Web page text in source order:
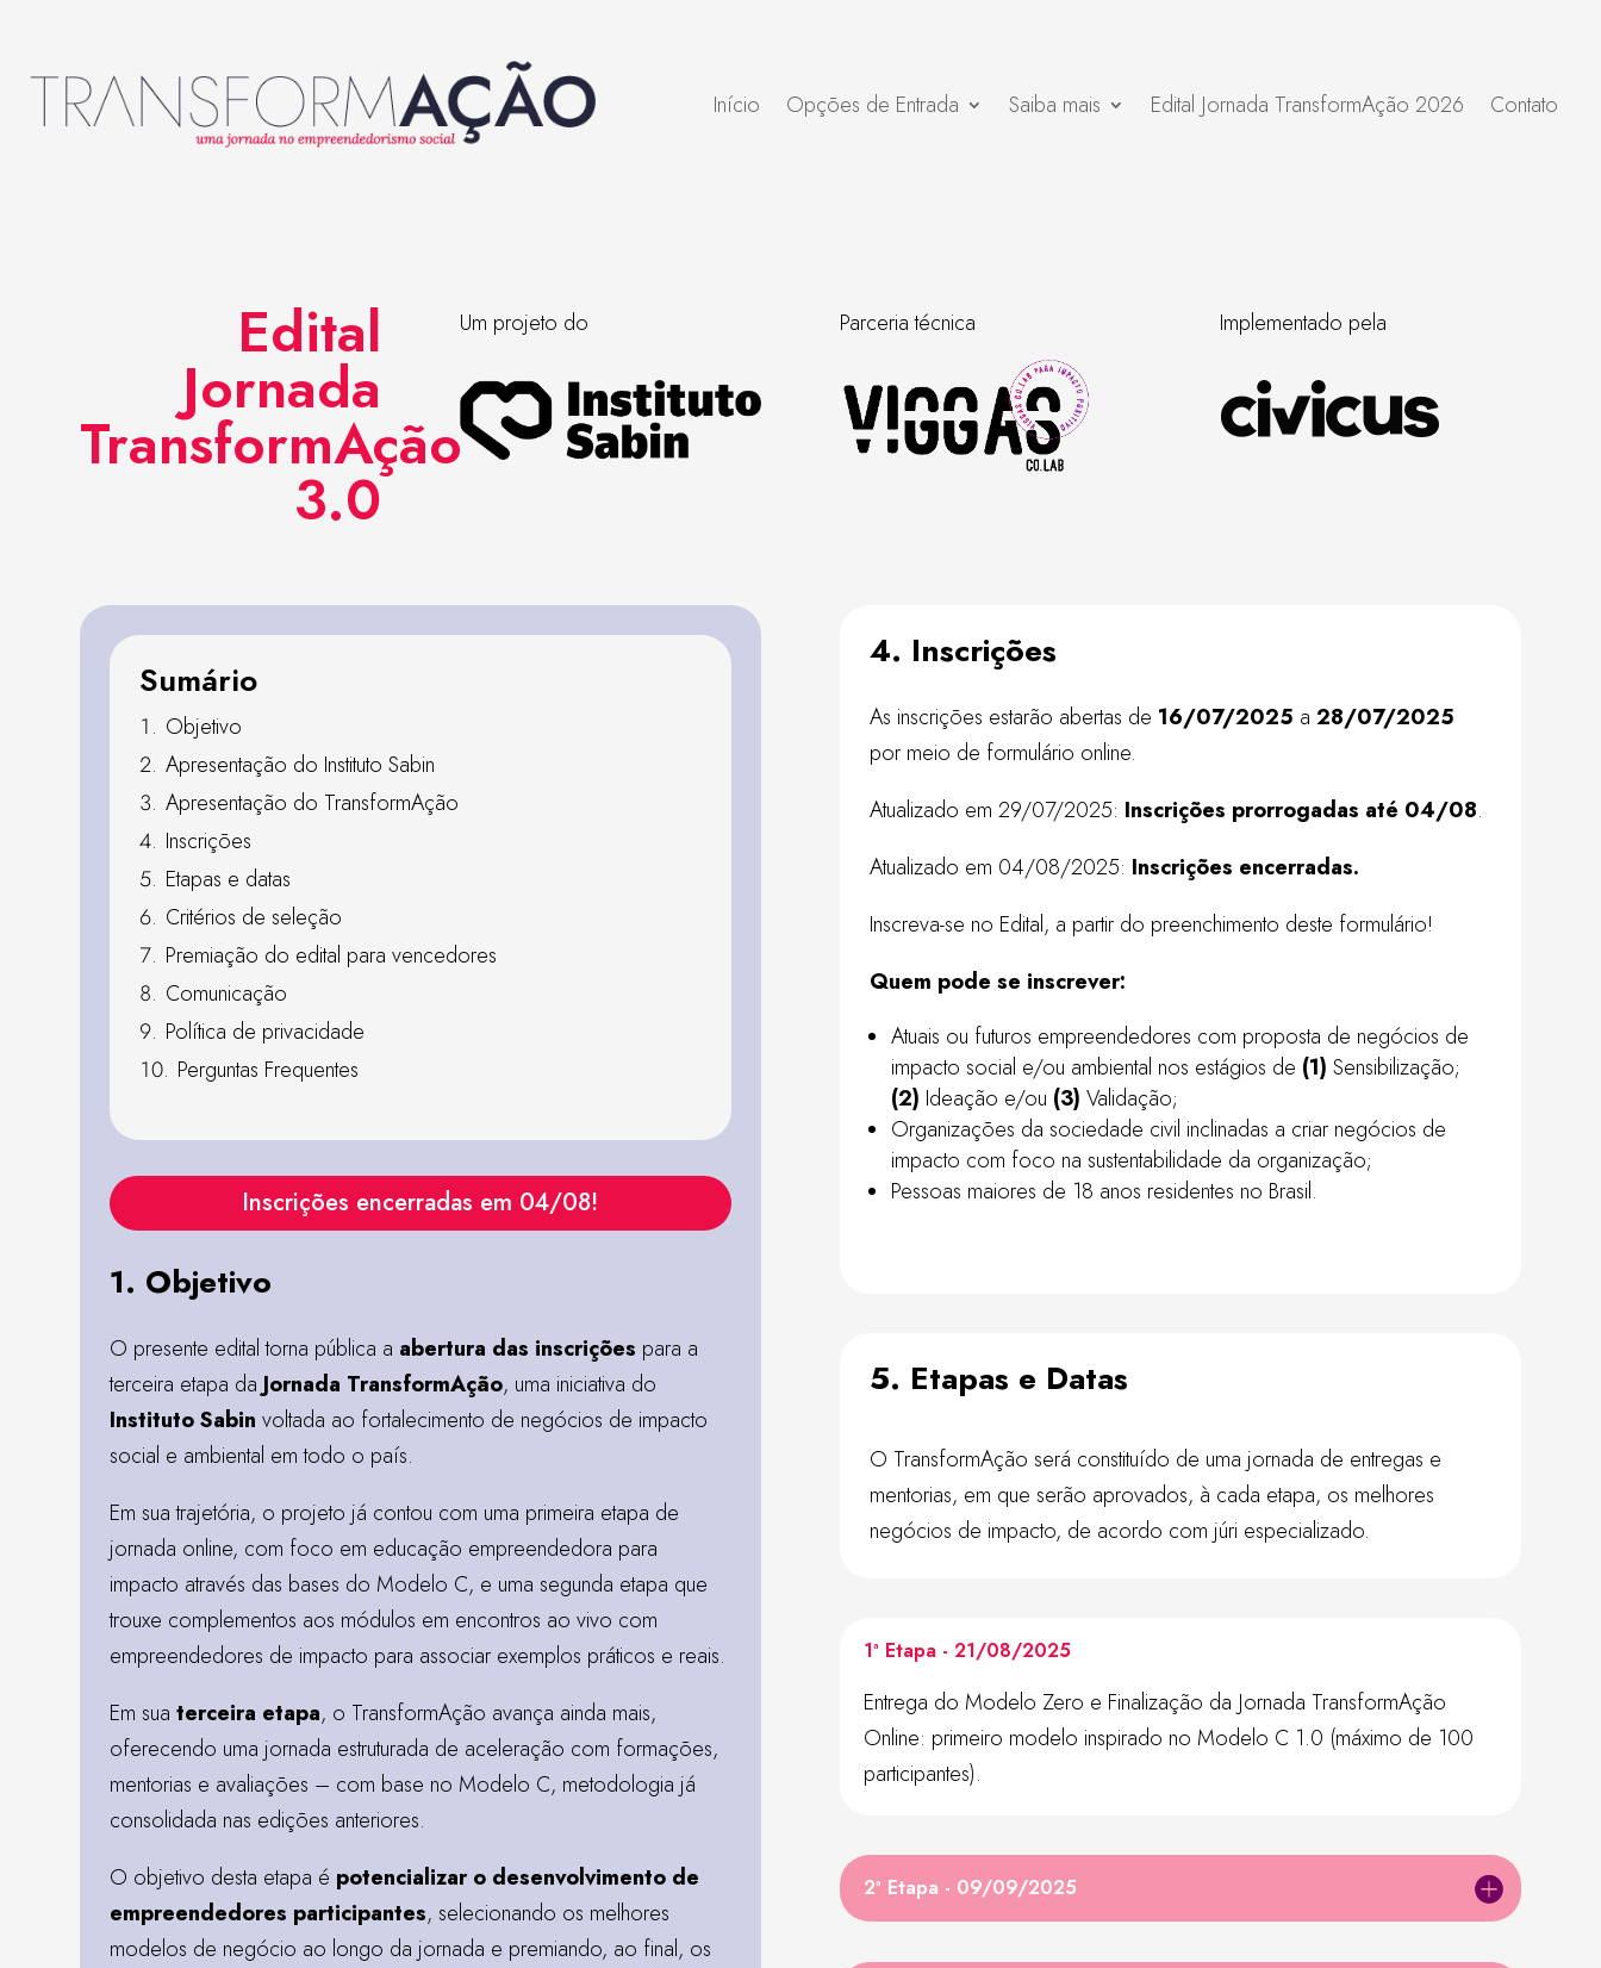
Início Opções de Entrada Saiba mais Edital Jornada TransformAção 2026 Contato
Edital
Jornada
TransformAção
3.0
Um projeto do Parceria técnica Implementado pela
Sumário
Objetivo
Apresentação do Instituto Sabin
Apresentação do TransformAção
Inscrições
Etapas e datas
Critérios de seleção
Premiação do edital para vencedores
Comunicação
Política de privacidade
Perguntas Frequentes
Inscrições encerradas em 04/08!
1. Objetivo
O presente edital torna pública a abertura das inscrições para a
terceira etapa daJornada TransformAção, uma iniciativa do
Instituto Sabin voltada ao fortalecimento de negócios de impacto
social e ambiental em todo o país.
Em sua trajetória, o projeto já contou com uma primeira etapa de
jornada online, com foco em educação empreendedora para
impacto através das bases do Modelo C, e uma segunda etapa que
trouxe complementos aos módulos em encontros ao vivo com
empreendedores de impacto para associar exemplos práticos e reais.
Em suaterceira etapa, o TransformAção avança ainda mais,
oferecendo uma jornada estruturada de aceleração com formações,
mentorias e avaliações – com base no Modelo C, metodologia já
consolidada nas edições anteriores.
O objetivo desta etapa é potencializar o desenvolvimento de
empreendedores participantes, selecionando os melhores
modelos de negócio ao longo da jornada e premiando, ao final, os
4. Inscrições
As inscrições estarão abertas de 16/07/2025 a28/07/2025
por meio de formulário online.
Atualizado em 29/07/2025: Inscrições prorrogadas até 04/08.
Atualizado em 04/08/2025: Inscrições encerradas.
Inscreva-se no Edital, a partir do preenchimento deste formulário!
Quem pode se inscrever:
Atuais ou futuros empreendedores com proposta de negócios de
impacto social e/ou ambiental nos estágios de (1) Sensibilização;
(2) Ideação e/ou (3) Validação;
Organizações da sociedade civil inclinadas a criar negócios de
impacto com foco na sustentabilidade da organização;
Pessoas maiores de 18 anos residentes no Brasil.
5. Etapas e Datas
O TransformAção será constituído de uma jornada de entregas e
mentorias, em que serão aprovados, à cada etapa, os melhores
negócios de impacto, de acordo com júri especializado.
1ª Etapa - 21/08/2025
Entrega do Modelo Zero e Finalização da Jornada TransformAção
Online: primeiro modelo inspirado no Modelo C 1.0 (máximo de 100
participantes).
2ª Etapa - 09/09/2025